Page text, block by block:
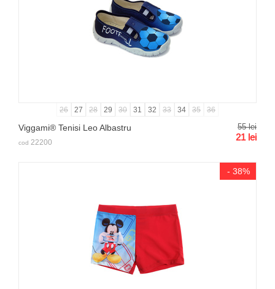
26 27 28 29 30 31 32 33 34 35 36
Viggami® Tenisi Leo Albastru 55 lei
21 lei
cod 22200
- 38%